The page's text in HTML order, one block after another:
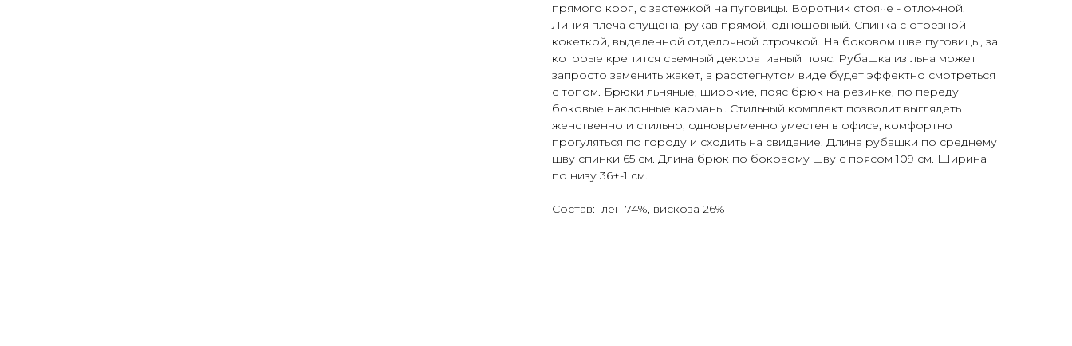
прямого кроя, с застежкой на пуговицы. Воротник стояче - отложной.
Линия плеча спущена, рукав прямой, одношовный. Спинка с отрезной
кокеткой, выделенной отделочной строчкой. На боковом шве пуговицы, за
которые крепится съемный декоративный пояс. Рубашка из льна может
запросто заменить жакет, в расстегнутом виде будет эффектно смотреться
с топом. Брюки льняные, широкие, пояс брюк на резинке, по переду
боковые наклонные карманы. Стильный комплект позволит выглядеть
женственно и стильно, одновременно уместен в офисе, комфортно
прогуляться по городу и сходить на свидание. Длина рубашки по среднему
шву спинки 65 см. Длина брюк по боковому шву с поясом 109 см. Ширина
по низу 36+-1 см.
Состав: лен 74%, вискоза 26%